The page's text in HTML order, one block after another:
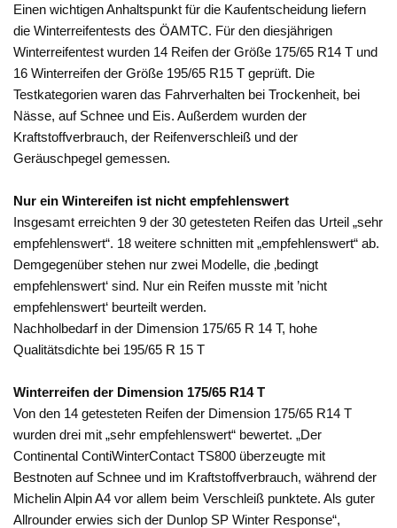
Einen wichtigen Anhaltspunkt für die Kaufentscheidung liefern
die Winterreifentests des ÖAMTC. Für den diesjährigen
Winterreifentest wurden 14 Reifen der Größe 175/65 R14 T und
16 Winterreifen der Größe 195/65 R15 T geprüft. Die
Testkategorien waren das Fahrverhalten bei Trockenheit, bei
Nässe, auf Schnee und Eis. Außerdem wurden der
Kraftstoffverbrauch, der Reifenverschleiß und der
Geräuschpegel gemessen.
Nur ein Wintereifen ist nicht empfehlenswert
Insgesamt erreichten 9 der 30 getesteten Reifen das Urteil „sehr
empfehlenswert“. 18 weitere schnitten mit „empfehlenswert“ ab.
Demgegenüber stehen nur zwei Modelle, die ‚bedingt
empfehlenswert‘ sind. Nur ein Reifen musste mit ’nicht
empfehlenswert‘ beurteilt werden.
Nachholbedarf in der Dimension 175/65 R 14 T, hohe
Qualitätsdichte bei 195/65 R 15 T
Winterreifen der Dimension 175/65 R14 T
Von den 14 getesteten Reifen der Dimension 175/65 R14 T
wurden drei mit „sehr empfehlenswert“ bewertet. „Der
Continental ContiWinterContact TS800 überzeugte mit
Bestnoten auf Schnee und im Kraftstoffverbrauch, während der
Michelin Alpin A4 vor allem beim Verschleiß punktete. Als guter
Allrounder erwies sich der Dunlop SP Winter Response“,